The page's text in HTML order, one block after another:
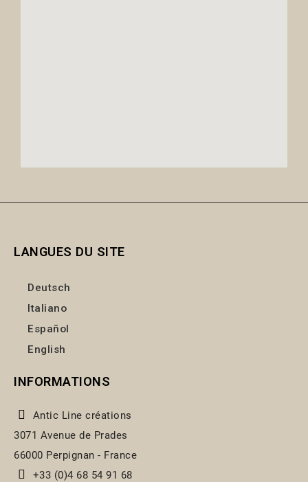
LANGUES DU SITE
Deutsch
Italiano
Español
English
INFORMATIONS
Antic Line créations
3071 Avenue de Prades
66000 Perpignan - France
+33 (0)4 68 54 91 68